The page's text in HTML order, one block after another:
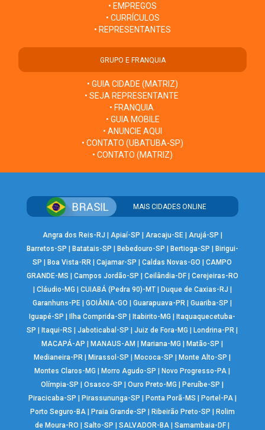
• EMPREGOS
• CURRÍCULOS
• REPRESENTANTES
GRUPO E FRANQUIA
• GUIA CIDADE (MATRIZ)
• SEJA REPRESENTANTE
• FRANQUIA
• GUIA MOBILE
• ANUNCIE AQUI
• CONTATO (UBATUBA-SP)
• CONTATO (MATRIZ)
MAIS CIDADES ONLINE
Angra dos Reis-RJ | Apiaí-SP | Aracaju-SE| Arujá-SP |
Barretos-SP | Batatais-SP | Bebedouro-SP | Bertioga-SP | Birigui-
SP |Boa Vista-RR |Cajamar-SP |Caldas Novas-GO |CAMPO
GRANDE-MS | Campos Jordão-SP | Ceilândia-DF| Cerejeiras-RO
| Cláudio-MG | CUIABÁ (Pedra 90)-MT| Duque de Caxias-RJ |
Garanhuns-PE |GOIÂNIA-GO |Guarapuava-PR |Guariba-SP |
Iguapé-SP |Ilha Comprida-SP |Itabirito-MG |Itaquaquecetuba-
SP |Itaqui-RS |Jaboticabal-SP |Juiz de Fora-MG |Londrina-PR |
MACAPÁ-AP |MANAUS-AM |Mariana-MG |Matão-SP |
Medianeira-PR |Mirassol-SP |Mococa-SP |Monte Alto-SP |
Montes Claros-MG |Morro Agudo-SP |Novo Progresso-PA |
Olímpia-SP |Osasco-SP |Ouro Preto-MG |Peruíbe-SP |
Piracicaba-SP | Pirassununga-SP | Ponta Porã-MS | Portel-PA|
Porto Seguro-BA| Praia Grande-SP | Ribeirão Preto-SP | Rolim
de Moura-RO |Salto-SP |SALVADOR-BA |Samambaia-DF |